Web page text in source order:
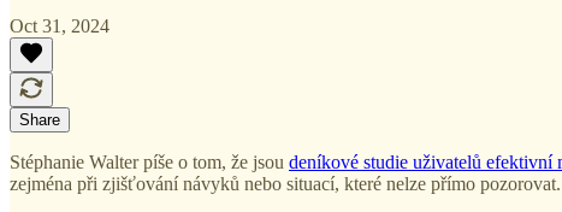
Oct 31, 2024
Share
Stéphanie Walter píše o tom, že jsou deníkové studie uživatelů efektivní
zejména při zjišťování návyků nebo situací, které nelze přímo pozorovat.